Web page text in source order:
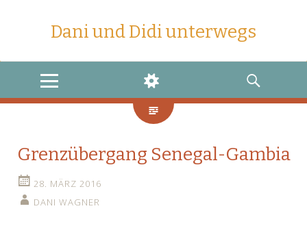
Dani und Didi unterwegs
MENU
WIDGETS
SEARCH
Grenzübergang Senegal-Gambia
28. MÄRZ 2016
DANI WAGNER